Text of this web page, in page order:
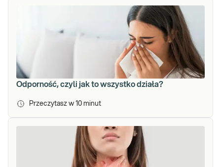
Odporność, czyli jak to wszystko działa?
Przeczytasz w 10 minut